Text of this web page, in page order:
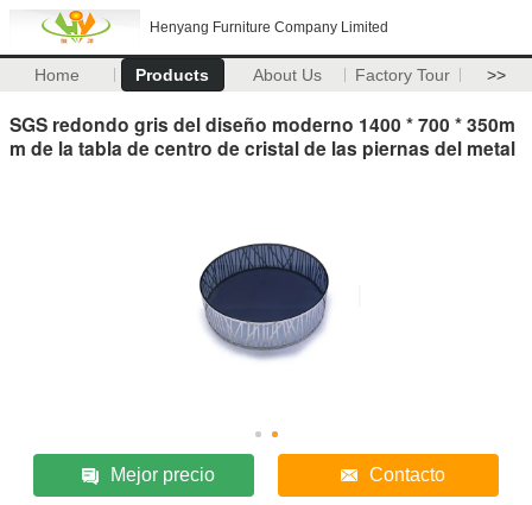
Henyang Furniture Company Limited
Home Products About Us Factory Tour >>
SGS redondo gris del diseño moderno 1400 * 700 * 350m
m de la tabla de centro de cristal de las piernas del metal
Mejor precio Contacto